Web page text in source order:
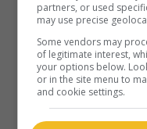
Fr. 1967. Dramede
Barbouth
Durée: 80 min.
partners, or used
may use precise
Some vendors may
of legitimate interest,
your options below.
or in the site menu to
and cookie settings.